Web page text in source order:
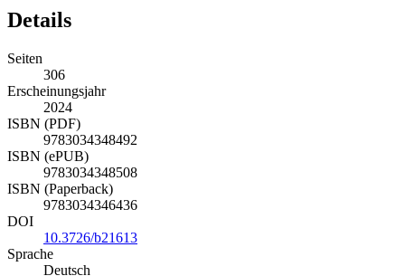
Details
Seiten
306
Erscheinungsjahr
2024
ISBN (PDF)
9783034348492
ISBN (ePUB)
9783034348508
ISBN (Paperback)
9783034346436
DOI
10.3726/b21613
Sprache
Deutsch